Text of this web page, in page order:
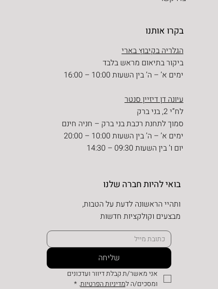
בקרו אותנו
הגלריה בקיבוץ בארי
ביקור בתיאום מראש בלבד
ימים א’ – ה’ בין השעות 10:00 – 16:00
עיונה דן דיזיין סנטר
לח”י 2, בני ברק
סמוך לתחנת רכבת בני ברק – חניה חינם
ימים א’ – ה’ בין השעות 10:00 – 20:00
יום ו’ בין השעות 09:30 – 14:30
בואי להיות חברה שלנו
ותהיי הראשונה לדעת על הטבות,
מבצעים וקולקציות חדשות
שליחה
ומסכים/ה למדיניות הפרטיות.
*